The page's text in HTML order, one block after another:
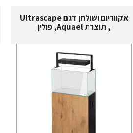
אקווריום ושולחן דגם Ultrascape
, תוצרת Aquael, פולין